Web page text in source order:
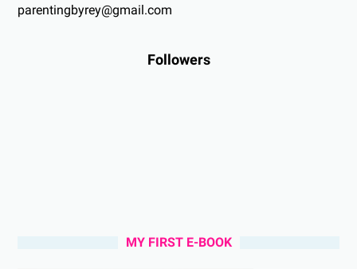
parentingbyrey@gmail.com
Followers
MY FIRST E-BOOK